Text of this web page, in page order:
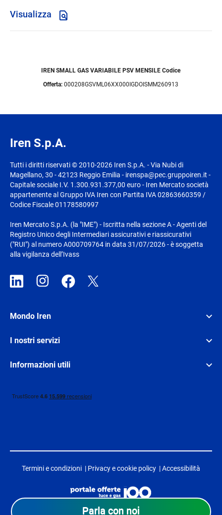
Visualizza
IREN SMALL GAS VARIABILE PSV MENSILE Codice
Offerta: 000208GSVML06XX000IGDOISMM260913
Iren S.p.A.
Tutti i diritti riservati © 2010-2026 Iren S.p.A. - Via Nubi di
Magellano, 30 - 42123 Reggio Emilia - irenspa@pec.gruppoiren.it -
Capitale sociale I.V. 1.300.931.377,00 euro - Iren Mercato società
appartenente al Gruppo IVA Iren con Partita IVA 02863660359 /
Codice Fiscale 01178580997
Iren Mercato S.p.A. (la "IME") - Iscritta nella sezione A - Agenti del
Registro Unico degli Intermediari assicurativi e riassicurativi
("RUI") al numero A000709764 in data 31/07/2026 - è soggetta
alla vigilanza dell’Ivass
Mondo Iren
I nostri servizi
Informazioni utili
Termini e condizioni | Privacy e cookie policy |Accessibilità
Parla con noi